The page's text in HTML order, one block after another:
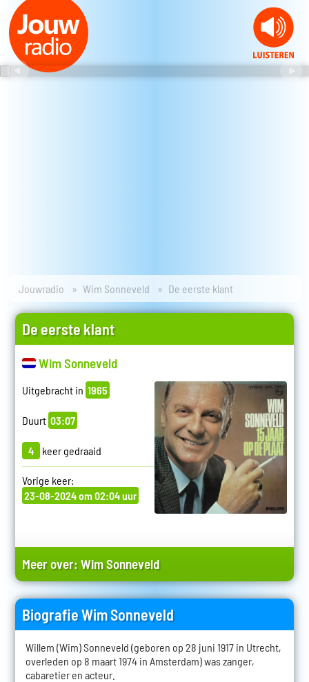
Jouwradio Wim Sonneveld De eerste klant
De eerste klant
Wim Sonneveld
Uitgebracht in 1965
Duurt 03:07
4 keer gedraaid
Vorige keer:
23-08-2024 om 02:04 uur
Meer over:Wim Sonneveld
Biografie Wim Sonneveld
Willem (Wim) Sonneveld (geboren op 28 juni 1917 in Utrecht,
overleden op 8 maart 1974 in Amsterdam) was zanger,
cabaretier en acteur.